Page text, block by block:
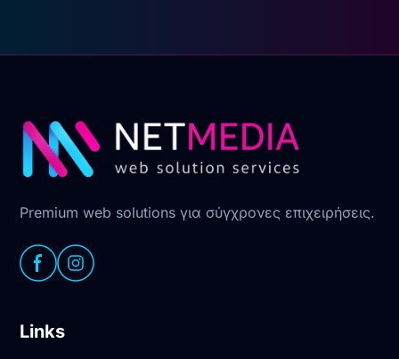
Premium web solutions για σύγχρονες επιχειρήσεις.
Links